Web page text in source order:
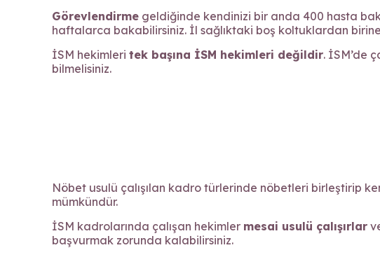
Görevlendirme geldiğinde kendinizi bir anda 400 hasta
haftalarca bakabilirsiniz. İl sağlıktaki boş koltuklardan
İSM hekimleri tek başına İSM hekimleri değildir. İSM’de
bilmelisiniz.
Nöbet usulü çalışılan kadro türlerinde nöbetleri birleştirip
mümkündür.
İSM kadrolarında çalışan hekimler mesai usulü çalışırlar
başvurmak zorunda kalabilirsiniz.